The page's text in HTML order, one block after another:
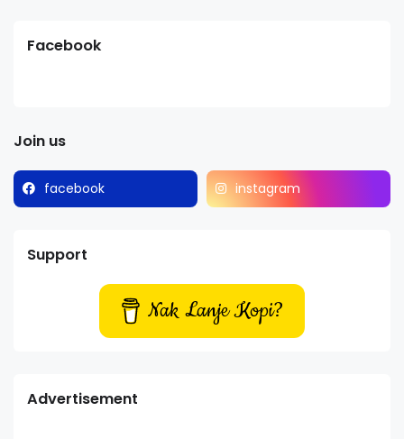
Facebook
Join us
facebook instagram
Support
Nak Lanje Kopi?
Advertisement